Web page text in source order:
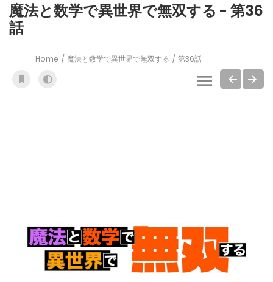
魔法と数学で異世界で無双する - 第36
話
Home 魔法と数学で異世界で無双する 第36話